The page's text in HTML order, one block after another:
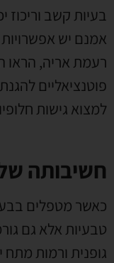
בעיות קשב
אמנם יש
פוטנציאליים
למצוא גישות
חשיבותה
כאשר מטפלים
טבעיות אלא גם
גופנית ורמות